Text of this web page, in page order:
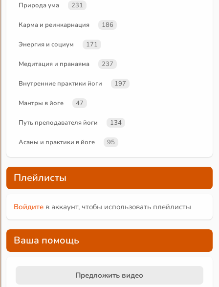
Природа ума 231
Карма и реинкарнация 186
Энергия и социум 171
Медитация и пранаяма 237
Внутренние практики йоги 197
Мантры в йоге 47
Путь преподавателя йоги 134
Асаны и практики в йоге 95
Плейлисты
Войдите в аккаунт, чтобы использовать плейлисты
Ваша помощь
Предложить видео